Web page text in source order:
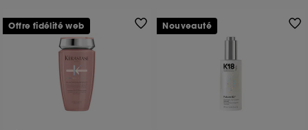
Offre fidélité web Nouveauté